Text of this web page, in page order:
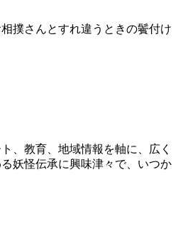
撲さんとすれ違うときの鬢付け
、教育、地域情報を軸に、広く
妖怪伝承に興味津々で、いつか